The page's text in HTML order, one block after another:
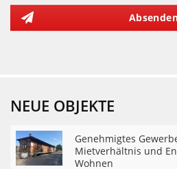
NEUE OBJEKTE
Genehmigtes
Mietverhältnis und
Wohnen